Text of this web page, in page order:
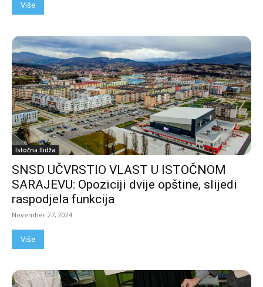
Više
Istočna Ilidža
SNSD UČVRSTIO VLAST U ISTOČNOM
SARAJEVU: Opoziciji dvije opštine, slijedi
raspodjela funkcija
November 27, 2024
Više